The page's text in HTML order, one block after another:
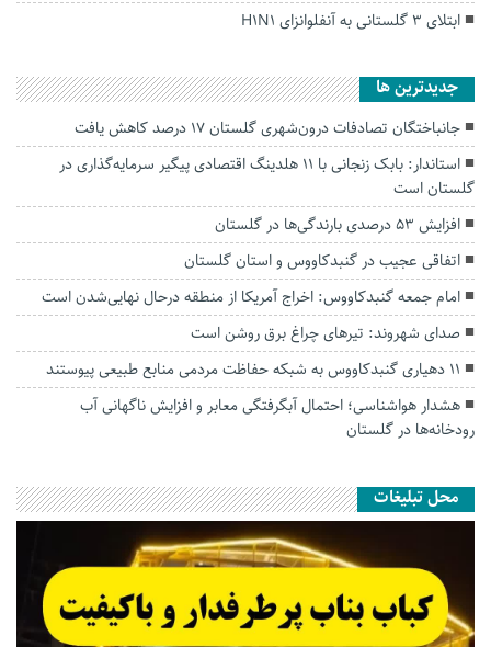
ابتلای ۳ گلستانی به آنفلوانزای H1N1
جديدترين ها
جانباختگان تصادفات درون‌شهری گلستان ۱۷ درصد کاهش یافت
استاندار: بابک زنجانی با ۱۱ هلدینگ اقتصادی پیگیر سرمایه‌گذاری در
گلستان است
افزایش ۵۳ درصدی بارندگی‌ها در گلستان
اتفاقی عجیب در‌ گنبدکاووس و استان گلستان
امام جمعه گنبدکاووس: اخراج آمریکا از منطقه درحال نهایی‌شدن است
صدای شهروند: تیرهای چراغ برق روشن است
۱۱ دهیاری گنبدکاووس به شبکه حفاظت مردمی منابع طبیعی پیوستند
هشدار هواشناسی؛ احتمال آبگرفتگی معابر و افزایش ناگهانی آب
رودخانه‌ها در گلستان
محل تبلیغات